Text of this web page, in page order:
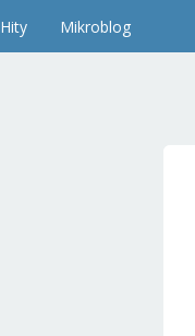
Hity Mikroblog